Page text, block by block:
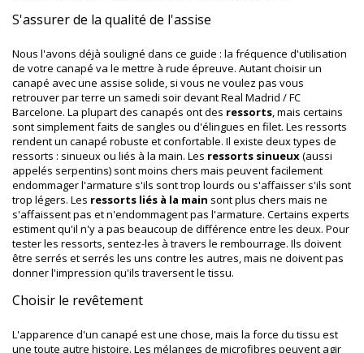
S'assurer de la qualité de l'assise
Nous l'avons déjà souligné dans ce guide : la fréquence d'utilisation
de votre canapé va le mettre à rude épreuve. Autant choisir un
canapé avec une assise solide, si vous ne voulez pas vous
retrouver par terre un samedi soir devant Real Madrid / FC
Barcelone. La plupart des canapés ont des ressorts, mais certains
sont simplement faits de sangles ou d'élingues en filet. Les ressorts
rendent un canapé robuste et confortable. Il existe deux types de
ressorts : sinueux ou liés à la main. Les ressorts sinueux(aussi
appelés serpentins) sont moins chers mais peuvent facilement
endommager l'armature s'ils sont trop lourds ou s'affaisser s'ils sont
trop légers. Les ressorts liés à la main sont plus chers mais ne
s'affaissent pas et n'endommagent pas l'armature. Certains experts
estiment qu'il n'y a pas beaucoup de différence entre les deux. Pour
tester les ressorts, sentez-les à travers le rembourrage. Ils doivent
être serrés et serrés les uns contre les autres, mais ne doivent pas
donner l'impression qu'ils traversent le tissu.
Choisir le revêtement
L'apparence d'un canapé est une chose, mais la force du tissu est
une toute autre histoire. Les mélanges de microfibres peuvent agir